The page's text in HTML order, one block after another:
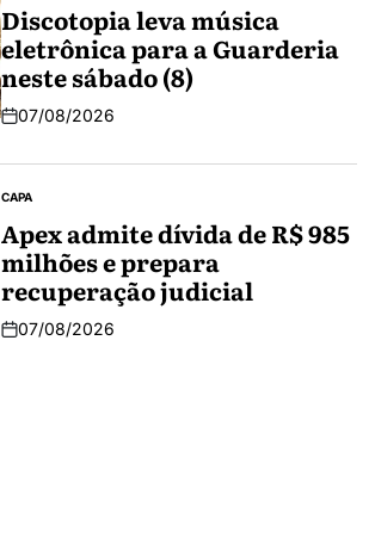
Discotopia leva música
eletrônica para a Guarderia
neste sábado (8)
07/08/2026
CAPA
Apex admite dívida de R$ 985
milhões e prepara
recuperação judicial
07/08/2026